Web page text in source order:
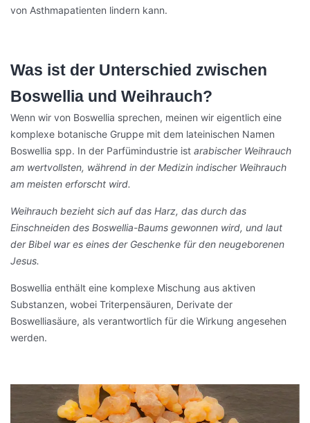
von Asthmapatienten lindern kann.
Was ist der Unterschied zwischen
Boswellia und Weihrauch?
Wenn wir von Boswellia sprechen, meinen wir eigentlich eine
komplexe botanische Gruppe mit dem lateinischen Namen
Boswellia spp. In der Parfümindustrie ist arabischer Weihrauch
am wertvollsten, während in der Medizin indischer Weihrauch
am meisten erforscht wird.
Weihrauch bezieht sich auf das Harz, das durch das
Einschneiden des Boswellia-Baums gewonnen wird, und laut
der Bibel war es eines der Geschenke für den neugeborenen
Jesus.
Boswellia enthält eine komplexe Mischung aus aktiven
Substanzen, wobei Triterpensäuren, Derivate der
Boswelliasäure, als verantwortlich für die Wirkung angesehen
werden.